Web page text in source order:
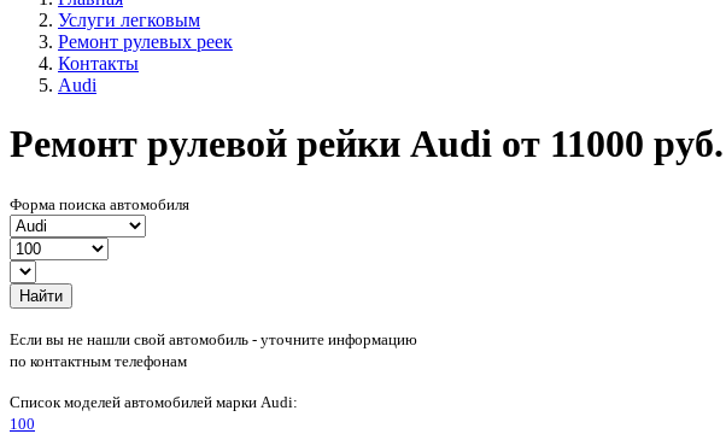
Услуги легковым
Ремонт рулевых реек
Контакты
Audi
Ремонт рулевой рейки Audi от 11000 руб.
Форма поиска автомобиля
Найти
Если вы не нашли свой автомобиль - уточните информацию
по контактным телефонам
Список моделей автомобилей марки Audi:
100